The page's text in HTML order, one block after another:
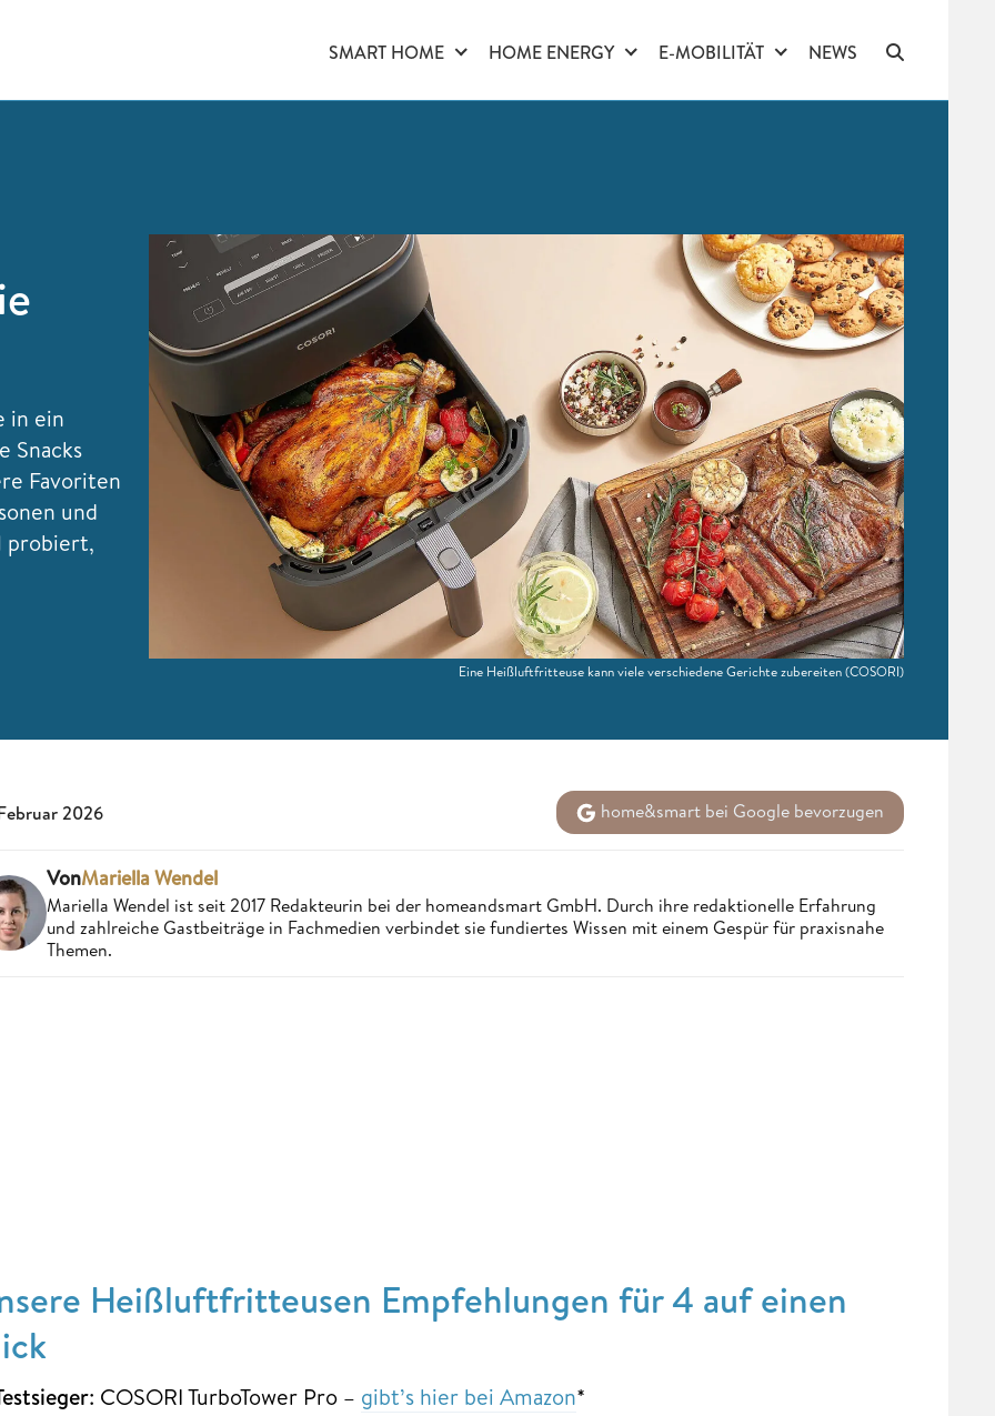
SMART HOME HOME ENERGY E-MOBILITÄT NEWS
in ein
Snacks
Favoriten
und
probiert,
Eine Heißluftfritteuse kann viele verschiedene Gerichte zubereiten(COSORI)
2026 home&smart bei Google bevorzugen
VonMariella Wendel
Mariella Wendel ist seit 2017 Redakteurin bei der homeandsmart GmbH. Durch ihre redaktionelle Erfahrung
und zahlreiche Gastbeiträge in Fachmedien verbindet sie fundiertes Wissen mit einem Gespür für praxisnahe
Themen.
Heißluftfritteusen Empfehlungen für 4 auf einen
: COSORI TurboTower Pro – gibt’s hier bei Amazon*